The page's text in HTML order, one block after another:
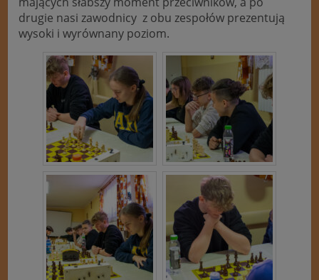
drugie nasi zawodnicy z obu zespołów prezentują
wysoki i wyrównany poziom.